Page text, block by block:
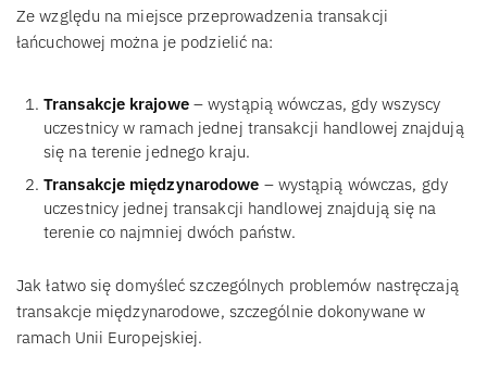
Ze względu na miejsce przeprowadzenia transakcji
łańcuchowej można je podzielić na:
Transakcje krajowe– wystąpią wówczas, gdy wszyscy
uczestnicy w ramach jednej transakcji handlowej znajdują
się na terenie jednego kraju.
Transakcje międzynarodowe – wystąpią wówczas, gdy
uczestnicy jednej transakcji handlowej znajdują się na
terenie co najmniej dwóch państw.
Jak łatwo się domyśleć szczególnych problemów nastręczają
transakcje międzynarodowe, szczególnie dokonywane w
ramach Unii Europejskiej.